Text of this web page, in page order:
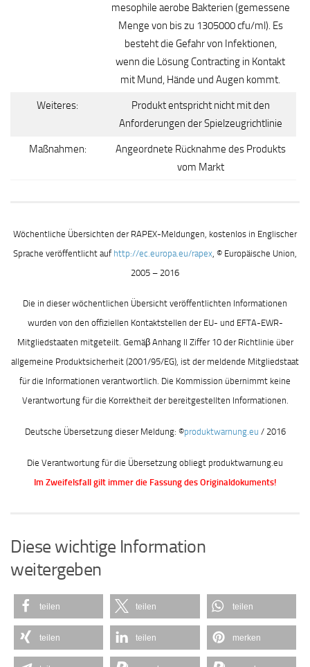
mesophile aerobe Bakterien (gemessene
Menge von bis zu 1305000 cfu/ml). Es
besteht die Gefahr von Infektionen,
wenn die Lösung Contracting in Kontakt
mit Mund, Hände und Augen kommt.
Weiteres:
Produkt entspricht nicht mit den
Anforderungen der Spielzeugrichtlinie
Maßnahmen:
Angeordnete Rücknahme des Produkts
vom Markt
Wöchentliche Übersichten der RAPEX-Meldungen, kostenlos in Englischer
Sprache veröffentlicht auf http://ec.europa.eu/rapex , © Europäische Union,
2005 – 2016
Die in dieser wöchentlichen Übersicht veröffentlichten Informationen
wurden von den offiziellen Kontaktstellen der EU- und EFTA-EWR-
Mitgliedstaaten mitgeteilt. Gemäβ Anhang II Ziffer 10 der Richtlinie über
allgemeine Produktsicherheit (2001/95/EG), ist der meldende Mitgliedstaat
für die Informationen verantwortlich. Die Kommission übernimmt keine
Verantwortung für die Korrektheit der bereitgestellten Informationen.
Deutsche Übersetzung dieser Meldung: ©produktwarnung.eu / 2016
Die Verantwortung für die Übersetzung obliegt produktwarnung.eu
Im Zweifelsfall gilt immer die Fassung des Originaldokuments!
Diese wichtige Information
weitergeben
teilen teilen teilen
teilen teilen merken